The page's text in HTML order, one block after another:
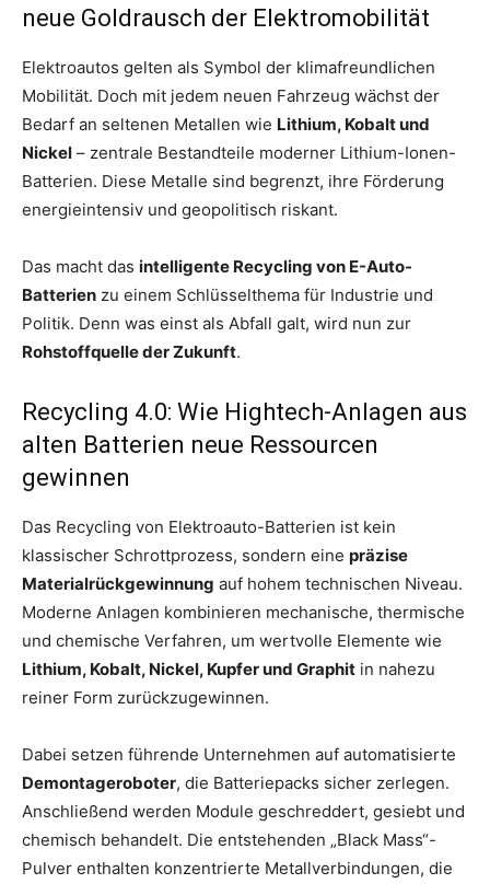
neue Goldrausch der Elektromobilität
Elektroautos gelten als Symbol der klimafreundlichen
Mobilität. Doch mit jedem neuen Fahrzeug wächst der
Bedarf an seltenen Metallen wie Lithium, Kobalt und
Nickel – zentrale Bestandteile moderner Lithium-Ionen-
Batterien. Diese Metalle sind begrenzt, ihre Förderung
energieintensiv und geopolitisch riskant.
Das macht das intelligente Recycling von E-Auto-
Batterien zu einem Schlüsselthema für Industrie und
Politik. Denn was einst als Abfall galt, wird nun zur
Rohstoffquelle der Zukunft.
Recycling 4.0: Wie Hightech-Anlagen aus
alten Batterien neue Ressourcen
gewinnen
Das Recycling von Elektroauto-Batterien ist kein
klassischer Schrottprozess, sondern eine präzise
Materialrückgewinnung auf hohem technischen Niveau.
Moderne Anlagen kombinieren mechanische, thermische
und chemische Verfahren, um wertvolle Elemente wie
Lithium, Kobalt, Nickel, Kupfer und Graphit in nahezu
reiner Form zurückzugewinnen.
Dabei setzen führende Unternehmen auf automatisierte
Demontageroboter, die Batteriepacks sicher zerlegen.
Anschließend werden Module geschreddert, gesiebt und
chemisch behandelt. Die entstehenden „Black Mass“-
Pulver enthalten konzentrierte Metallverbindungen, die